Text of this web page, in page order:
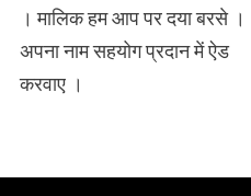
। मालिक हम आप पर दया बरसे ।
अपना नाम सहयोग प्रदान में ऐड
करवाए ।